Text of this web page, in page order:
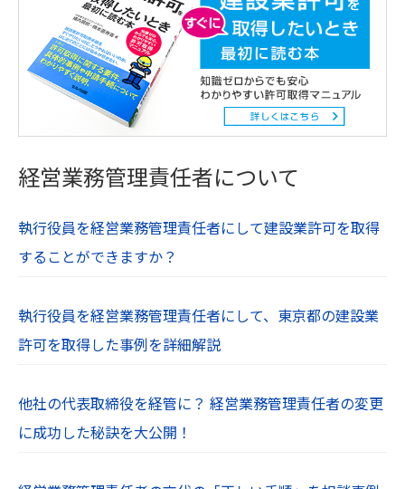
経営業務管理責任者について
執行役員を経営業務管理責任者にして建設業許可を取得
することができますか？
執行役員を経営業務管理責任者にして、東京都の建設業
許可を取得した事例を詳細解説
他社の代表取締役を経管に？ 経営業務管理責任者の変更
に成功した秘訣を大公開！